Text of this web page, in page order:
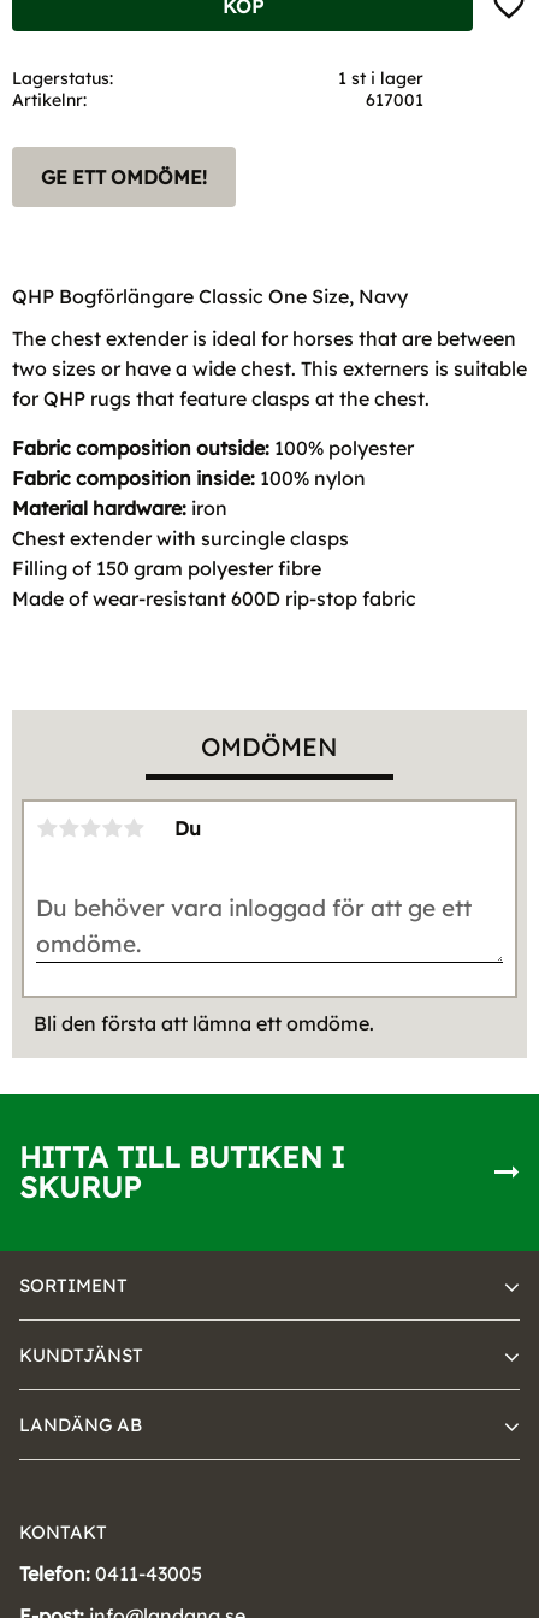
KÖP
Lagerstatus
1 st i lager
Artikelnr
617001
GE ETT OMDÖME!
QHP Bogförlängare Classic One Size, Navy
The chest extender is ideal for horses that are between
two sizes or have a wide chest. This externers is suitable
for QHP rugs that feature clasps at the chest.
Fabric composition outside: 100% polyester
Fabric composition inside: 100% nylon
Material hardware: iron
Chest extender with surcingle clasps
Filling of 150 gram polyester fibre
Made of wear-resistant 600D rip-stop fabric
OMDÖMEN
Du
Bli den första att lämna ett omdöme.
HITTA TILL BUTIKEN I
SKURUP
SORTIMENT
KUNDTJÄNST
LANDÄNG AB
KONTAKT
Telefon: 0411-43005